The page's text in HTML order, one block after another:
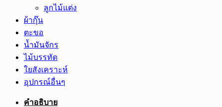
ลูกไม้แต่ง
ผ้ากุ๊น
ตะขอ
น้ำมันจักร
ไม้บรรทัด
ใยสังเคราะห์
อุปกรณ์อื่นๆ
คำอธิบาย